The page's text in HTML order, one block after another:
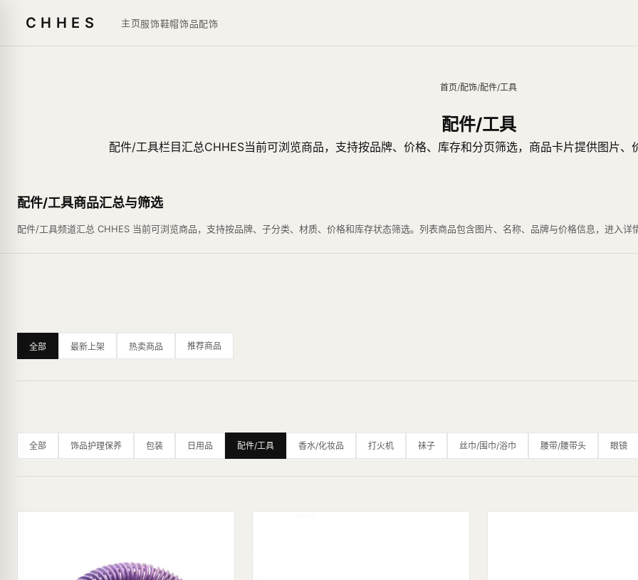
CHHES 主页服饰鞋帽饰品配饰
首页/配饰/配件/工具
配件/工具
配件/工具栏目汇总CHHES当前可浏览商品，支持按品牌、价格、库存和分页筛选，商品卡片提供图片
配件/工具商品汇总与筛选
配件/工具频道汇总 CHHES 当前可浏览商品，支持按品牌、子分类、材质、价格和库存状态筛选。列表商品包含图片、名称、品牌与价格信息，进入
全部 最新上架 热卖商品 推荐商品
全部 饰品护理保养 包装 日用品 配件/工具 香水/化妆品 打火机 袜子 丝巾/围巾/浴巾 腰带/腰带头 眼镜